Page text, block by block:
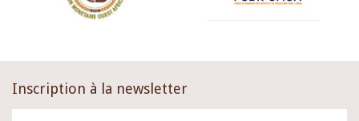
Inscription à la newsletter